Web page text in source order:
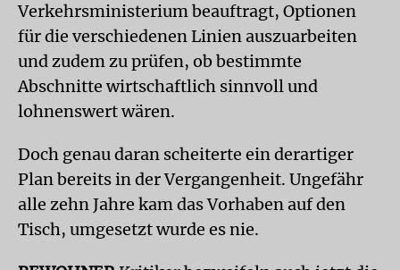
Verkehrsministerium beauftragt, Optionen
für die verschiedenen Linien auszuarbeiten
und zudem zu prüfen, ob bestimmte
Abschnitte wirtschaftlich sinnvoll und
lohnenswert wären.
Doch genau daran scheiterte ein derartiger
Plan bereits in der Vergangenheit. Ungefähr
alle zehn Jahre kam das Vorhaben auf den
Tisch, umgesetzt wurde es nie.